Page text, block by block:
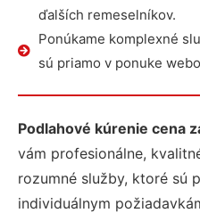
ďalších remeselníkov.
Ponúkame komplexné
sú priamo v ponuke
Podlahové kúrenie cena
vám profesionálne,
rozumné služby, ktoré sú
individuálnym